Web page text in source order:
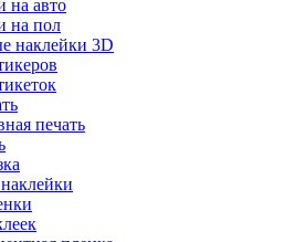
на авто
на пол
наклейки 3D
печать